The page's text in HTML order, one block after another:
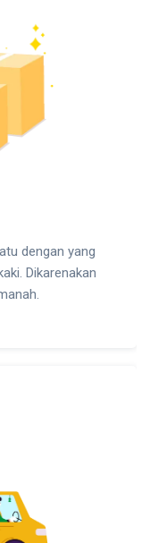
dengan yang
Dikarenakan